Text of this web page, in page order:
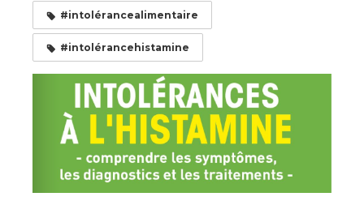
#intolérancealimentaire
#intolérancehistamine